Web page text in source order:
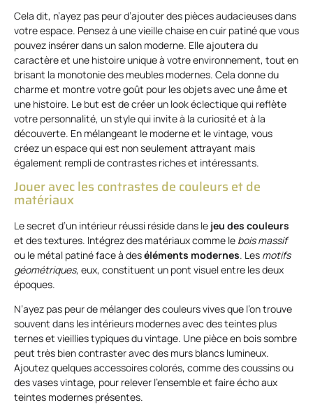
Cela dit, n’ayez pas peur d’ajouter des pièces audacieuses dans
votre espace. Pensez à une vieille chaise en cuir patiné que vous
pouvez insérer dans un salon moderne. Elle ajoutera du
caractère et une histoire unique à votre environnement, tout en
brisant la monotonie des meubles modernes. Cela donne du
charme et montre votre goût pour les objets avec une âme et
une histoire. Le but est de créer un look éclectique qui reflète
votre personnalité, un style qui invite à la curiosité et à la
découverte. En mélangeant le moderne et le vintage, vous
créez un espace qui est non seulement attrayant mais
également rempli de contrastes riches et intéressants.
Jouer avec les contrastes de couleurs et de
matériaux
Le secret d’un intérieur réussi réside dans le jeu des couleurs
et des textures. Intégrez des matériaux comme le bois massif
ou le métal patiné face à deséléments modernes. Les motifs
géométriques, eux, constituent un pont visuel entre les deux
époques.
N’ayez pas peur de mélanger des couleurs vives que l’on trouve
souvent dans les intérieurs modernes avec des teintes plus
ternes et vieillies typiques du vintage. Une pièce en bois sombre
peut très bien contraster avec des murs blancs lumineux.
Ajoutez quelques accessoires colorés, comme des coussins ou
des vases vintage, pour relever l’ensemble et faire écho aux
teintes modernes présentes.